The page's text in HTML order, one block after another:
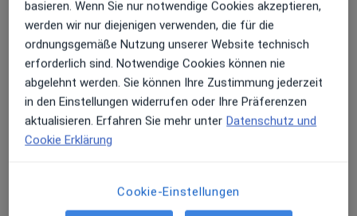
Meine Behandlungs­schwerpunkte
Ich freue mich Ihnen nachfolgend die Fachgebiete
aufzulisten auf die ich mich spezialisiert habe. Für
Rückfragen sind wir natürlich gerne persönlich oder
telefonisch für Sie da.
Mein weiteres Leistungs­spektrum
basieren. Wenn Sie nur notwendige Cookies akzeptieren,
werden wir nur diejenigen verwenden, die für die
ordnungsgemäße Nutzung unserer Website technisch
erforderlich sind. Notwendige Cookies können nie
abgelehnt werden. Sie können Ihre Zustimmung jederzeit
in den Einstellungen widerrufen oder Ihre Präferenzen
aktualisieren. Erfahren Sie mehr unter Datenschutz und
Cookie Erklärung
Cookie-Einstellungen